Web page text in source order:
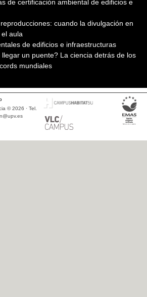
de certificación ambiental de edificios e
cuando la divulgación en
aula
de edificios e infraestructuras
un puente? La ciencia detrás de los
mundiales
© 2026 · Tel.